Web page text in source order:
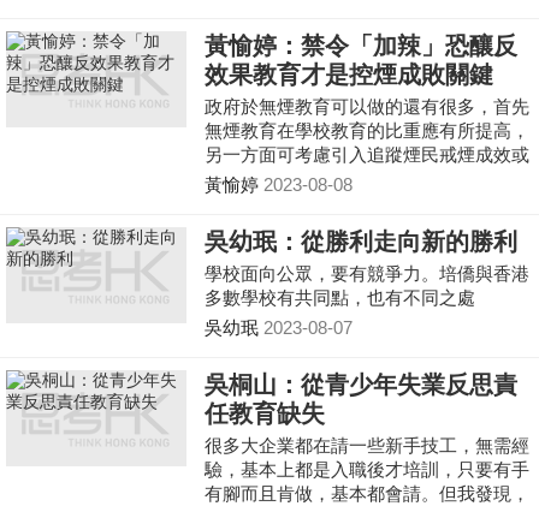
黃愉婷：禁令「加辣」恐釀反
效果教育才是控煙成敗關鍵
政府於無煙教育可以做的還有很多，首先
無煙教育在學校教育的比重應有所提高，
另一方面可考慮引入追蹤煙民戒煙成效或
表現的服務，配合教育及獎勵並行的機
黃愉婷 2023-08-08
吳幼珉：從勝利走向新的勝利
學校面向公眾，要有競爭力。培僑與香港
多數學校有共同點，也有不同之處
吳幼珉 2023-08-07
吳桐山：從青少年失業反思責
任教育缺失
很多大企業都在請一些新手技工，無需經
驗，基本上都是入職後才培訓，只要有手
有腳而且肯做，基本都會請。但我發現，